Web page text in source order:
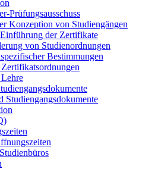
Prüfungsausschuss
Konzeption von Studiengängen
der Zertifikate
von Studienordnungen
Bestimmungen
Studiengangsdokumente